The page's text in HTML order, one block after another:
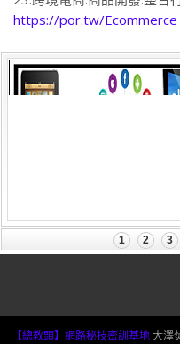
https://por.tw/Ecommerce
【總教頭】網路秘技密訓基地大澤